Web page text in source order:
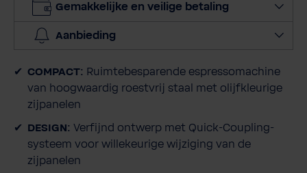
v
h
e
Gemakkelijke en veilige betaling
Aanbieding
COMPACT: Ruimtebesparende espressomachine
van hoogwaardig roestvrij staal met olijfkleurige
zijpanelen
DESIGN: Verfijnd ontwerp met Quick-Coupling-
systeem voor willekeurige wijziging van de
zijpanelen